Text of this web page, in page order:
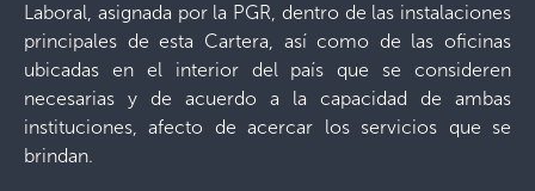
Laboral, asignada por la PGR, dentro de las instalaciones
principales de esta Cartera, así como de las oficinas
ubicadas en el interior del país que se consideren
necesarias y de acuerdo a la capacidad de ambas
instituciones, afecto de acercar los servicios que se
brindan.